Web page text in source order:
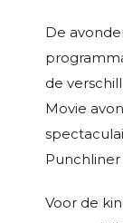
De
de
Movie
Voor de